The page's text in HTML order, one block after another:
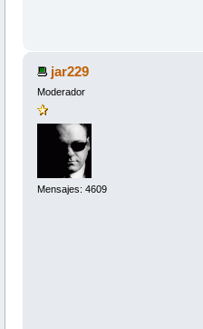
jar229
Moderador
Mensajes: 4609